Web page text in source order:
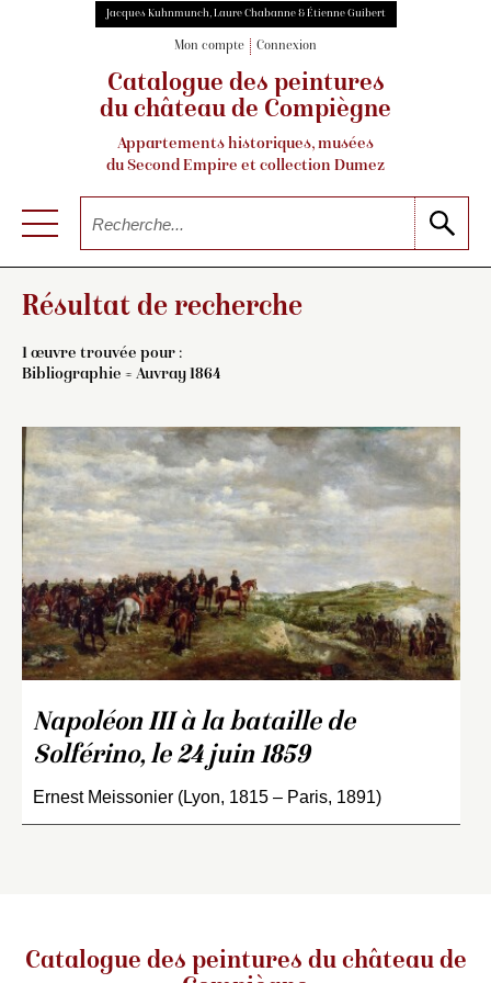
Jacques Kuhnmunch, Laure Chabanne & Étienne Guibert
Mon compte Connexion
Catalogue des peintures
du château de Compiègne
Appartements historiques, musées
du Second Empire et collection Dumez
Résultat de recherche
1 œuvre trouvée pour :
Bibliographie = Auvray 1864
Napoléon III à la bataille de
Solférino, le 24 juin 1859
Ernest Meissonier (Lyon, 1815 – Paris, 1891)
Catalogue des peintures du château de